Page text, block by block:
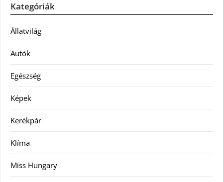
Kategóriák
Állatvilág
Autók
Egészség
Képek
Kerékpár
Klíma
Miss Hungary